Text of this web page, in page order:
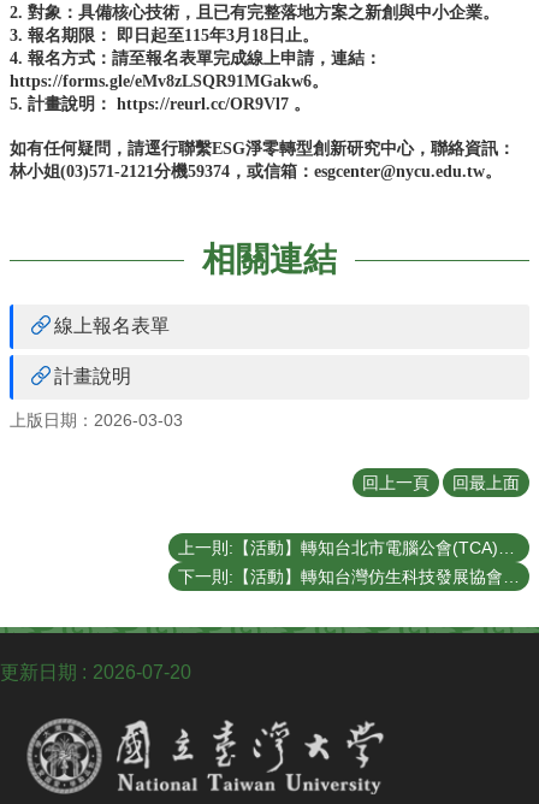
廠
商
資
訊
相
關
聯
們
2. 對象：具備核心技術，且已有完整落地方案之新創與中小企業。
3. 報名期限： 即日起至115年3月18日止。
4. 報名方式：請至報名表單完成線上申請，連結：
https://forms.gle/eMv8zLSQR91MGakw6。
5. 計畫說明： https://reurl.cc/OR9Vl7 。
如有任何疑問，請逕行聯繫ESG淨零轉型創新研究中心，聯絡資訊：
林小姐(03)571-2121分機59374，或信箱：esgcenter@nycu.edu.tw。
相關連結
線上報名表單
計畫說明
上版日期：2026-03-03
回上一頁 回最上面
上一則:【活動】轉知台北市電腦公會(TCA)受經濟部中小及新創企業署委託辦理「潛力新創選拔(Hi-Po Star)」相關訊息。
下一則:【活動】轉知台灣仿生科技發展協會舉辦2026「台灣仿生設計競賽(Biomimicry Design Challenge)」活動，歡迎報名參加。
更新日期 2026-07-20